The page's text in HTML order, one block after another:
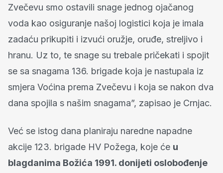
Zvečevu smo ostavili snage jednog ojačanog
voda kao osiguranje našoj logistici koja je imala
zadaću prikupiti i izvući oružje, oruđe, streljivo i
hranu. Uz to, te snage su trebale pričekati i spojit
se sa snagama 136. brigade koja je nastupala iz
smjera Voćina prema Zvečevu i koja se nakon dva
dana spojila s našim snagama”, zapisao je Crnjac.
Već se istog dana planiraju naredne napadne
akcije 123. brigade HV Požega, koje će u
blagdanima Božića 1991. donijeti oslobođenje